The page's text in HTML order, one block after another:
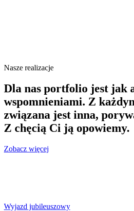
Nasze realizacje
Dla nas portfolio jest jak
wspomnieniami. Z
związana jest inna,
Z chęcią Ci ją opowiemy.
Zobacz więcej
Wyjazd jubileuszowy